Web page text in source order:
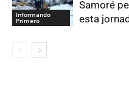
Informando
Primero
Samoré
esta